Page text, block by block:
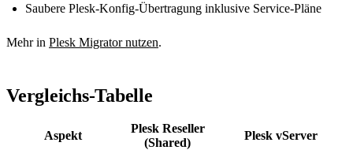
Saubere Plesk-Konfig-Übertragung inklusive Service-Pläne
Mehr in Plesk Migrator nutzen.
Vergleichs-Tabelle
Aspekt
Plesk Reseller
(Shared)
Plesk vServer